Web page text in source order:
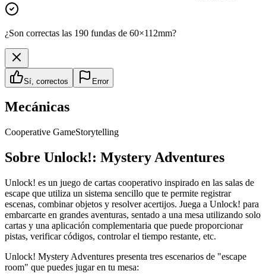
¿Son correctas las 190 fundas de 60×112mm?
Sí, correctos Error
Mecánicas
Cooperative GameStorytelling
Sobre Unlock!: Mystery Adventures
Unlock! es un juego de cartas cooperativo inspirado en las salas de
escape que utiliza un sistema sencillo que te permite registrar
escenas, combinar objetos y resolver acertijos. Juega a Unlock! para
embarcarte en grandes aventuras, sentado a una mesa utilizando solo
cartas y una aplicación complementaria que puede proporcionar
pistas, verificar códigos, controlar el tiempo restante, etc.
Unlock! Mystery Adventures presenta tres escenarios de "escape
room" que puedes jugar en tu mesa: